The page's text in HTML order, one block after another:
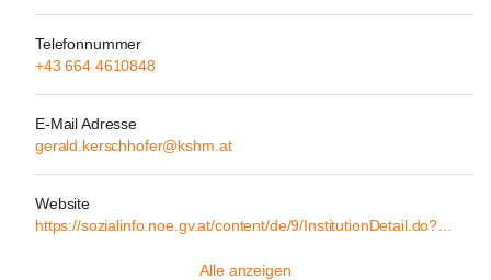
Telefonnummer
+43 664 4610848
E-Mail Adresse
gerald.kerschhofer@kshm.at
Website
Alle anzeigen